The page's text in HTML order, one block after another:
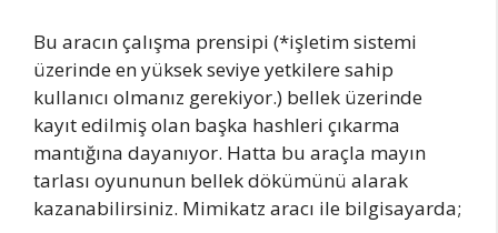
Bu aracın çalışma prensipi (*işletim sistemi
üzerinde en yüksek seviye yetkilere sahip
kullanıcı olmanız gerekiyor.) bellek üzerinde
kayıt edilmiş olan başka hashleri çıkarma
mantığına dayanıyor. Hatta bu araçla mayın
tarlası oyununun bellek dökümünü alarak
kazanabilirsiniz. Mimikatz aracı ile bilgisayarda;